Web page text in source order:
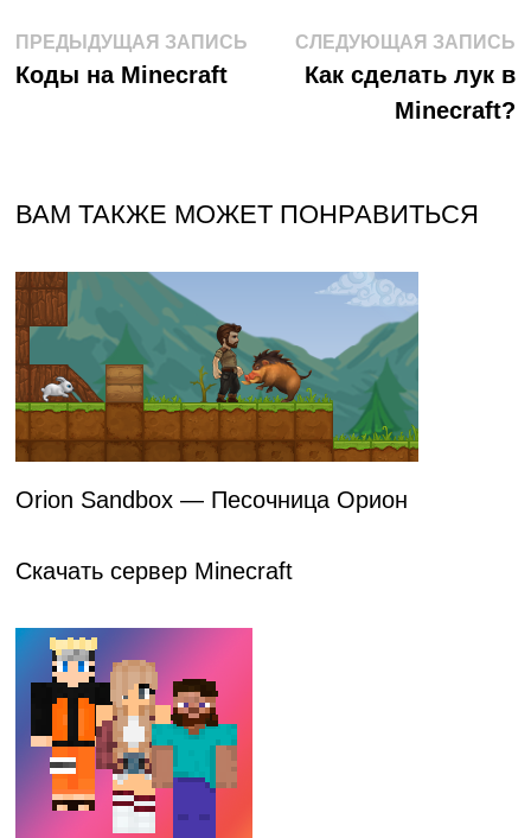
Навигация
по
ПРЕДЫДУЩАЯ ЗАПИСЬ Предыдущая
запись:
Коды на Minecraft
СЛЕДУЮЩАЯ ЗАПИСЬ
Как сделать лук в
Minecraft?
ВАМ ТАКЖЕ МОЖЕТ ПОНРАВИТЬСЯ
Orion Sandbox — Песочница Орион
Скачать сервер Minecraft